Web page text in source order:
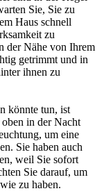
Sie, Sie zu
Haus schnell
zu
der Nähe von Ihrem
getrimmt und in
ihnen zu
könnte tun, ist
in der Nacht
um eine
Sie haben auch
weil Sie sofort
Sie darauf, um
zu haben.